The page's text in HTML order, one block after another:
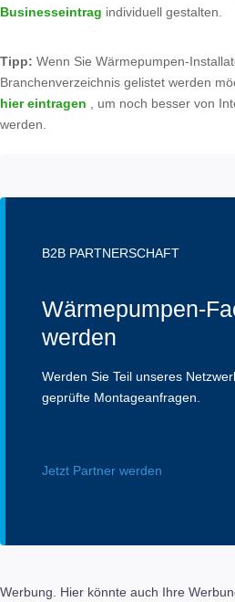
Businesseintrag individuell gestalten.
Tipp: Wenn Sie Wärmepumpen-
Branchenverzeichnis gelistet werden
hier eintragen , um noch besser von
werden.
B2B PARTNERSCHAFT
Wärmepumpen-
werden
Werden Sie Teil unseres
geprüfte Montageanfragen.
Jetzt Partner werden
Werbung. Hier könnte auch Ihre